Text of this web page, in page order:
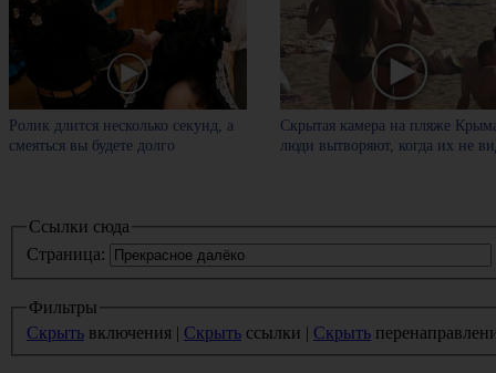
Ролик длится несколько секунд, а
смеяться вы будете долго
Скрытая камера на пляже
люди вытворяют, когда их не
Ссылки сюда
Страница:
Фильтры
Скрыть включения | Скрыть ссылки | Скрыть